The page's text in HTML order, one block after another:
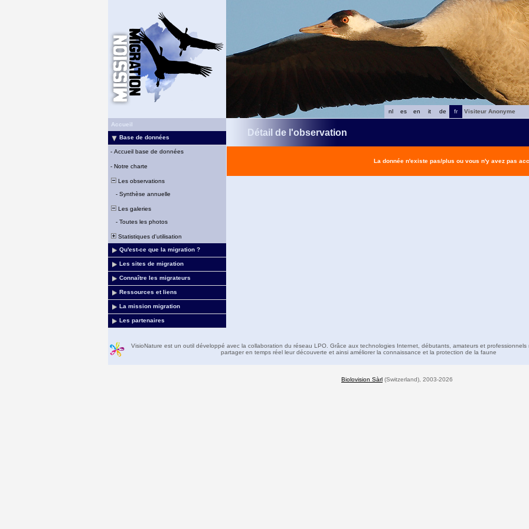
fr
de
it
en
es
nl
Visiteur Anonyme
Accueil
Base de données
- Accueil base de données
- Notre charte
Les observations
- Synthèse annuelle
Les galeries
- Toutes les photos
Statistiques d'utilisation
Qu'est-ce que la migration ?
Les sites de migration
Connaître les migrateurs
Ressources et liens
La mission migration
Les partenaires
Détail de l'observation
La donnée n'existe pas/plus ou vous n'y avez pas
VisioNature est un outil développé avec la collaboration du réseau LPO. Grâce aux technologies Internet, débutants, amateurs et professionnels
partager en temps réel leur découverte et ainsi améliorer la connaissance et la protection de la faune
Biolovision Sàrl (Switzerland), 2003-2026